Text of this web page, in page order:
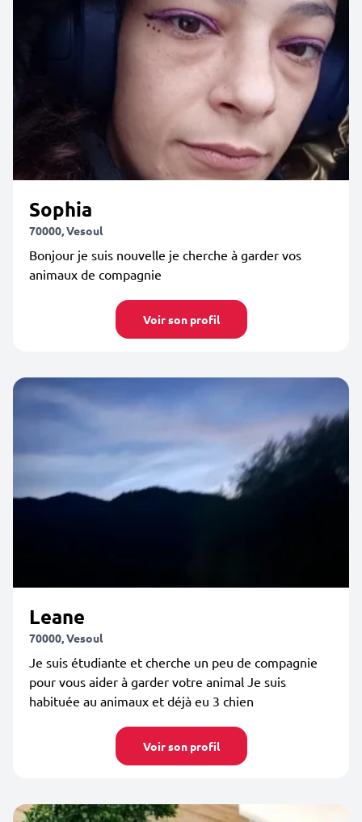
Sophia
70000, Vesoul
Bonjour je suis nouvelle je cherche à garder vos
animaux de compagnie
Voir son profil
Leane
70000, Vesoul
Je suis étudiante et cherche un peu de compagnie
pour vous aider à garder votre animal Je suis
habituée au animaux et déjà eu 3 chien
Voir son profil